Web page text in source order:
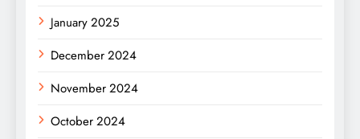
January 2025
December 2024
November 2024
October 2024